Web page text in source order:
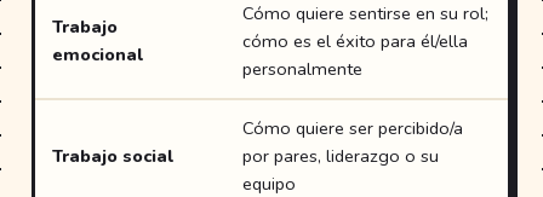
Trabajo
emocional
Cómo quiere sentirse en su rol;
cómo es el éxito para él/ella
personalmente
Trabajo social
Cómo quiere ser percibido/a
por pares, liderazgo o su
equipo